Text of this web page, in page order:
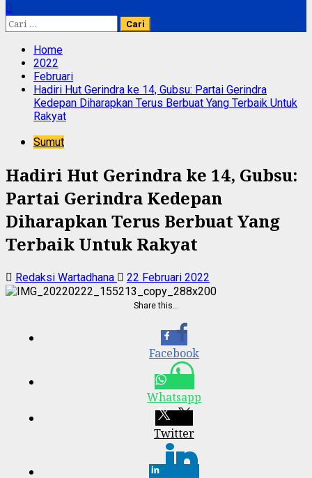
Cari
untuk:
Home
2022
Februari
Hadiri Hut Gerindra ke 14, Gubsu: Partai Gerindra
Kedepan Diharapkan Terus Berbuat Yang Terbaik Untuk
Rakyat
Sumut
Hadiri Hut Gerindra ke 14, Gubsu:
Partai Gerindra Kedepan
Diharapkan Terus Berbuat Yang
Terbaik Untuk Rakyat
Redaksi Wartadhana 22 Februari 2022
Share this…
Facebook
Whatsapp
Twitter